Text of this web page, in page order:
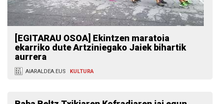
[EGITARAU OSOA] Ekintzen maratoia
ekarriko dute Artziniegako Jaiek bihartik
aurrera
AIARALDEA.EUS KULTURA